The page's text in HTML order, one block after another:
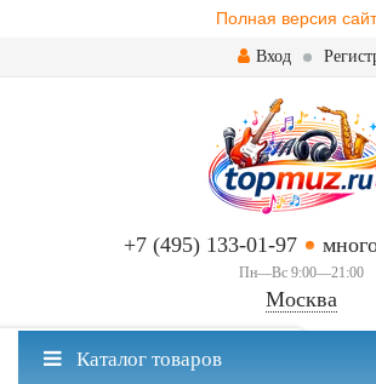
Полная версия
Вход
+7 (495) 133-01-97
Пн—Вс 9:00—21:00
Москва
Москва ваш город?
Каталог товаров